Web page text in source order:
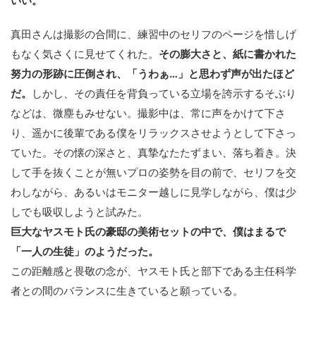
真田さんは撮影の合間に、練習中のセリフのページを惜しげ
もなく気さくに見せてくれた。 その膨大さと、紙に書かれた
努力の形跡に圧倒され、「うわぁ…」と思わず声が出たほど
だ。
しかし、その責任を背負っている立場を誇示するそぶり
などは、微塵もみせない。撮影中は、常に声をかけて下さ
り、遥かに後輩である僕をリラックスさせようとして下さっ
ていた。その懐の深さと、真摯なたたずまい、落ち着き。決
して手を抜くことが無いプロの姿勢を目の前で、セリフを交
わしながら、あるいはモニター越しに見学しながら、僕は少
しでも吸収しようと試みた。
巨大なヤスモト氏の豪邸の美術セットの中で、僕はまるで
「一人の生徒」のようだった。
この距離感と畏敬の念が、ヤスモト氏と部下である主任科学
者との間のバランスに生きていると願っている。